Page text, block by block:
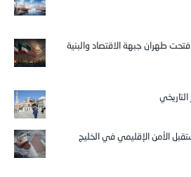
طهران جبهة الاقتصاد والبنية
الأمن الإقليمي في الخليج